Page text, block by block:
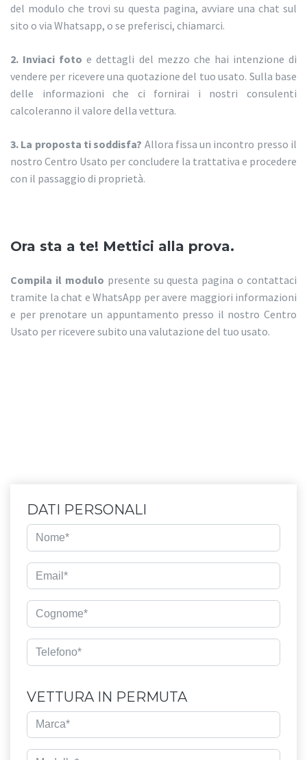
del modulo che trovi su questa pagina, avviare una chat sul
sito o via Whatsapp, o se preferisci, chiamarci.
2. Inviaci foto e dettagli del mezzo che hai intenzione di
vendere per ricevere una quotazione del tuo usato. Sulla base
delle informazioni che ci fornirai i nostri consulenti
calcoleranno il valore della vettura.
3. La proposta ti soddisfa? Allora fissa un incontro presso il
nostro Centro Usato per concludere la trattativa e procedere
con il passaggio di proprietà.
Ora sta a te! Mettici alla prova.
Compila il modulo presente su questa pagina o contattaci
tramite la chat e WhatsApp per avere maggiori informazioni
e per prenotare un appuntamento presso il nostro Centro
Usato per ricevere subito una valutazione del tuo usato.
DATI PERSONALI
VETTURA IN PERMUTA